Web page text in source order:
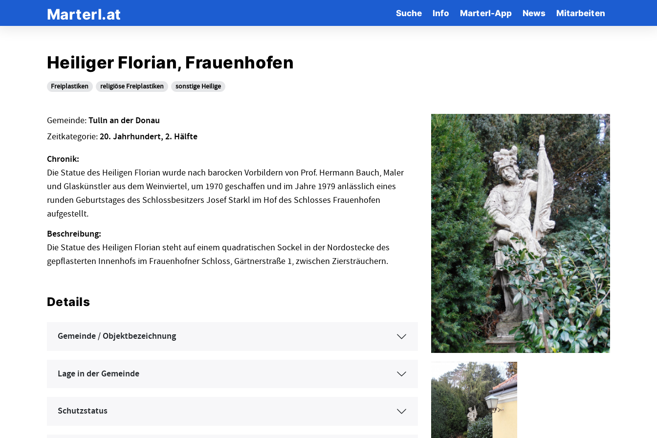
Marterl.at Suche Info Marterl-App News Mitarbeiten
Heiliger Florian, Frauenhofen
Freiplastiken religiöse Freiplastiken sonstige Heilige
Gemeinde:Tulln an der Donau
Zeitkategorie:20. Jahrhundert, 2. Hälfte
Chronik:
Die Statue des Heiligen Florian wurde nach barocken Vorbildern von Prof. Hermann Bauch, Maler
und Glaskünstler aus dem Weinviertel, um 1970 geschaffen und im Jahre 1979 anlässlich eines
runden Geburtstages des Schlossbesitzers Josef Starkl im Hof des Schlosses Frauenhofen
aufgestellt.
Beschreibung:
Die Statue des Heiligen Florian steht auf einem quadratischen Sockel in der Nordostecke des
gepflasterten Innenhofs im Frauenhofner Schloss, Gärtnerstraße 1, zwischen Ziersträuchern.
Details
Gemeinde / Objektbezeichnung
Lage in der Gemeinde
Schutzstatus